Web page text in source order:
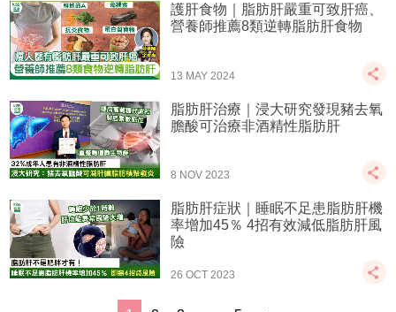
護肝食物｜脂肪肝嚴重可致肝癌、
營養師推薦8類逆轉脂肪肝食物
13 MAY 2024
脂肪肝治療｜浸大研究發現豬去氧
膽酸可治療非酒精性脂肪肝
8 NOV 2023
脂肪肝症狀｜睡眠不足患脂肪肝機
率增加45％ 4招有效減低脂肪肝風
險
26 OCT 2023